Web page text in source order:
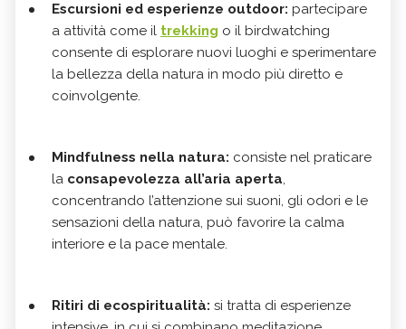
Escursioni ed esperienze outdoor: partecipare
a attività come il trekking o il birdwatching
consente di esplorare nuovi luoghi e sperimentare
la bellezza della natura in modo più diretto e
coinvolgente.
Mindfulness nella natura: consiste nel praticare
la consapevolezza all’aria aperta,
concentrando l’attenzione sui suoni, gli odori e le
sensazioni della natura, può favorire la calma
interiore e la pace mentale.
Ritiri di ecospiritualità: si tratta di esperienze